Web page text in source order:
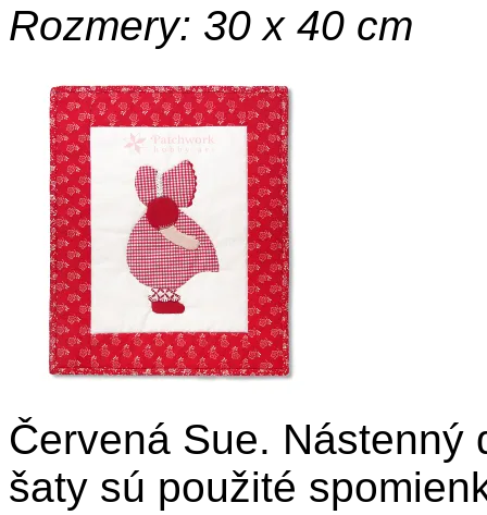
Rozmery: 30 x 40 cm
Červená Sue. Nástenný
šaty sú použité